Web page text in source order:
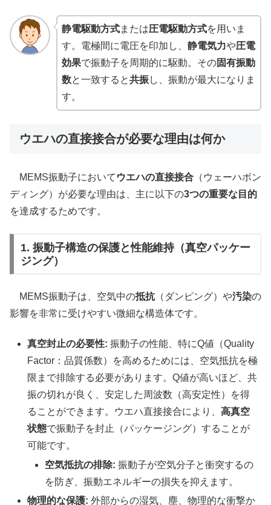
静電駆動方式または圧電駆動方式を用いま
す。電極間に電圧を印加し、 静電気力や圧電
効果で振動子を周期的に駆動。その固有振動
数と一致すると共振し、振動が最大になりま
す。
ウエハの直接接合が必要な理由は何か
MEMS振動子において ウエハの直接接合 （ウェーハボン
ディング）が必要な理由は、主に以下の3つの重要な目的
を達成するためです。
1. 振動子構造の保護と性能維持（真空パッケー
ジング）
MEMS振動子は、空気中の抵抗（ダンピング）や汚染の
影響を非常に受けやすい微細な構造体です。
真空封止の必要性: 振動子の性能、特にQ値（Quality
Factor：品質係数）を高めるためには、空気抵抗を極
限まで排除する必要があります。Q値が高いほど、共
振の切れが良く、安定した周波数（高安定性）を得
ることができます。ウエハ直接接合により、 高真空
状態で振動子を封止（パッケージング）することが
可能です。
空気抵抗の排除: 振動子が空気分子と衝突するの
を防ぎ、振動エネルギーの損失を抑えます。
物理的な保護: 外部からの湿気、塵、物理的な衝撃か